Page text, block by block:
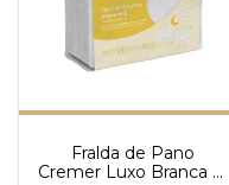
Fralda de Pano
Cremer Luxo Branca 15